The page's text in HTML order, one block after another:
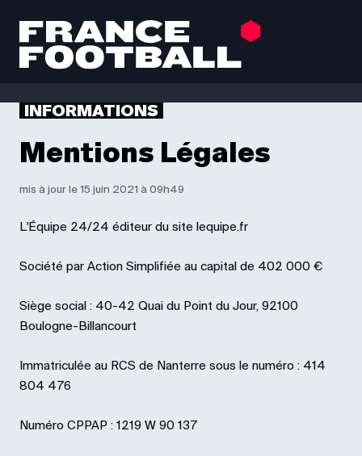
INFORMATIONS
Mentions Légales
mis à jour le 15 juin 2021 à 09h49
L'Équipe 24/24 éditeur du site lequipe.fr
Société par Action Simplifiée au capital de 402 000 €
Siège social : 40-42 Quai du Point du Jour, 92100
Boulogne-Billancourt
Immatriculée au RCS de Nanterre sous le numéro : 414
804 476
Numéro CPPAP : 1219 W 90 137